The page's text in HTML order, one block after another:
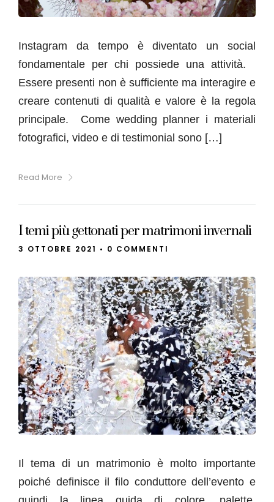
Instagram da tempo è diventato un social
fondamentale per chi possiede una attività.
Essere presenti non è sufficiente ma interagire e
creare contenuti di qualità e valore è la regola
principale. Come wedding planner i materiali
fotografici, video e di testimonial sono […]
Read More
I temi più gettonati per matrimoni invernali
3 OTTOBRE 2021 • 0 COMMENTI
Il tema di un matrimonio è molto importante
poiché definisce il filo conduttore dell’evento e